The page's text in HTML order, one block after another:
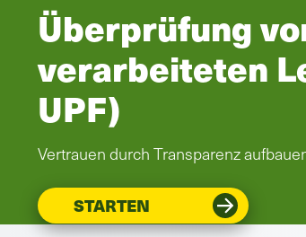
Überprüfung
verarbeiteten
UPF)
Vertrauen durch Transparenz
STARTEN